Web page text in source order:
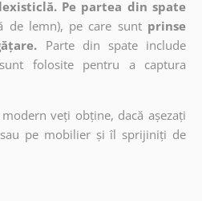
Pe partea din spate
de lemn), pe care sunt prinse
Parte din spate include
folosite pentru a captura
veți obține, dacă așezați
pe mobilier și îl sprijiniți de